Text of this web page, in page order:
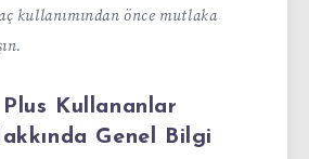
kullanımından önce mutlaka
Kullananlar
Genel Bilgi